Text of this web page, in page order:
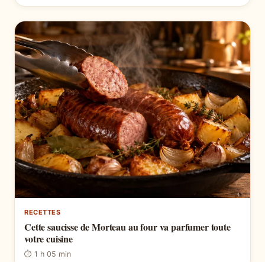
RECETTES
Cette saucisse de Morteau au four va parfumer toute
votre cuisine
⏱ 1 h 05 min